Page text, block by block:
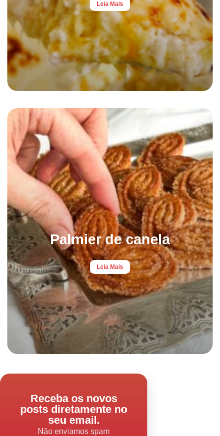
Leia Mais
Palmier de canela
Leia Mais
Receba os novos
posts diretamente no
seu email.
Não enviamos spam